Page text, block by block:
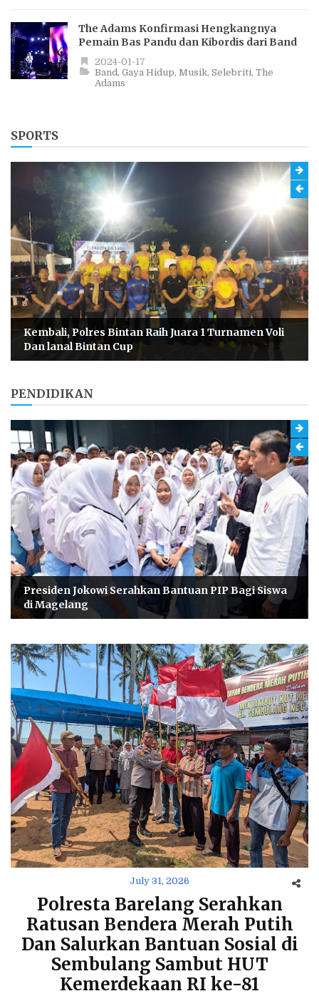
The Adams Konfirmasi Hengkangnya
Pemain Bas Pandu dan Kibordis dari Band
2024-01-17
Band Gaya Hidup Musik Selebriti The
Adams
SPORTS
Kembali, Polres Bintan Raih Juara 1 Turnamen Voli
Dan lanal Bintan Cup
PENDIDIKAN
Presiden Jokowi Serahkan Bantuan PIP Bagi Siswa
di Magelang
July 31, 2026
Polresta Barelang Serahkan
Ratusan Bendera Merah Putih
Dan Salurkan Bantuan Sosial di
Sembulang Sambut HUT
Kemerdekaan RI ke-81